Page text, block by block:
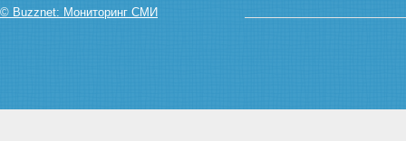
© Buzznet: Мониторинг СМИ